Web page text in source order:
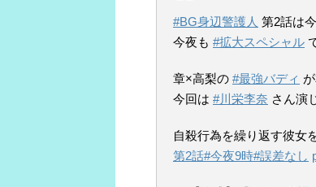
#BG身辺警護人 第2話は
今夜も #拡大スペシャル
章×高梨の #最強バディ
今回は #川栄李奈 さん演
自殺行為を繰り返す彼女
第2話#今夜9時#誤差なし